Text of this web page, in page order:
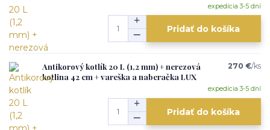
expedícia 3-5 dní
Pridať do košíka
Antikorový kotlík 20 L (1,2 mm) + nerezová
kotlina 42 cm + vareška a naberačka LUX
270 €/ks
expedícia 3-5 dní
Pridať do košíka